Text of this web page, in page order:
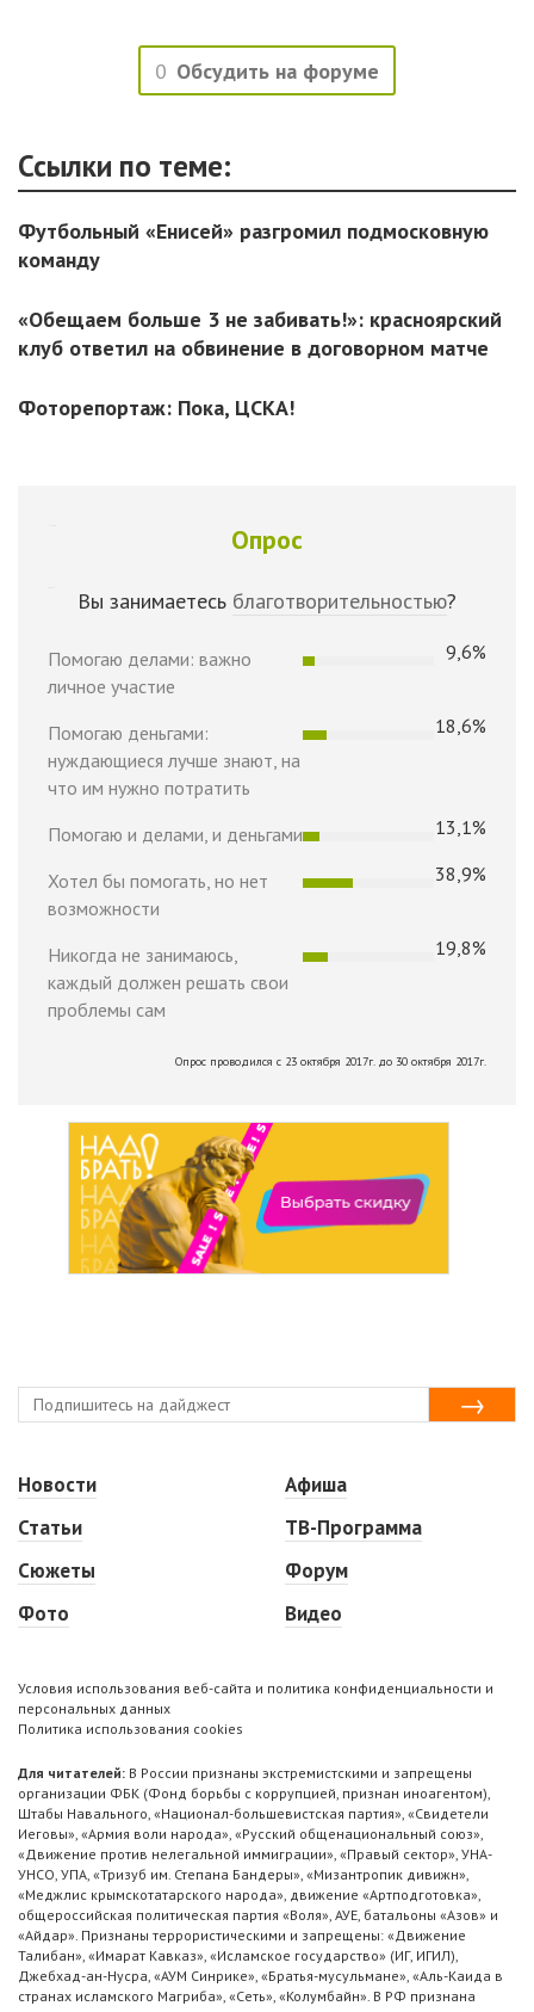
0 Обсудить на форуме
Ссылки по теме:
Футбольный «Енисей» разгромил подмосковную
команду
«Обещаем больше 3 не забивать!»: красноярский
клуб ответил на обвинение в договорном матче
Фоторепортаж: Пока, ЦСКА!
Опрос
Вы занимаетесь благотворительностью?
Помогаю делами: важно
личное участие
9,6%
Помогаю деньгами:
нуждающиеся лучше знают, на
что им нужно потратить
18,6%
Помогаю и делами, и деньгами 13,1%
Хотел бы помогать, но нет
возможности
38,9%
Никогда не занимаюсь,
каждый должен решать свои
проблемы сам
19,8%
Опрос проводился с 23 октября 2017г. до 30 октября 2017г.
Новости
Статьи
Сюжеты
Фото
Афиша
ТВ-Программа
Форум
Видео
Условия использования веб-сайта и политика конфиденциальности и
персональных данных
Политика использования cookies
Для читателей: В России признаны экстремистскими и запрещены
организации ФБК (Фонд борьбы с коррупцией, признан иноагентом),
Штабы Навального, «Национал-большевистская партия», «Свидетели
Иеговы», «Армия воли народа», «Русский общенациональный союз»,
«Движение против нелегальной иммиграции», «Правый сектор», УНА-
УНСО, УПА, «Тризуб им. Степана Бандеры», «Мизантропик дивижн»,
«Меджлис крымскотатарского народа», движение «Артподготовка»,
общероссийская политическая партия «Воля», АУЕ, батальоны «Азов» и
«Айдар». Признаны террористическими и запрещены: «Движение
Талибан», «Имарат Кавказ», «Исламское государство» (ИГ, ИГИЛ),
Джебхад-ан-Нусра, «АУМ Синрике», «Братья-мусульмане», «Аль-Каида в
странах исламского Магриба», «Сеть», «Колумбайн». В РФ признана